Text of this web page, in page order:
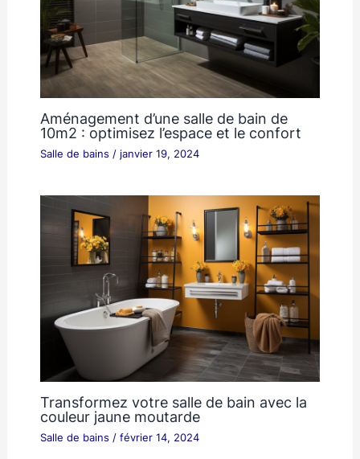
Aménagement d’une salle de bain de
10m2 : optimisez l’espace et le confort
Salle de bains / janvier 19, 2024
Transformez votre salle de bain avec la
couleur jaune moutarde
Salle de bains / février 14, 2024